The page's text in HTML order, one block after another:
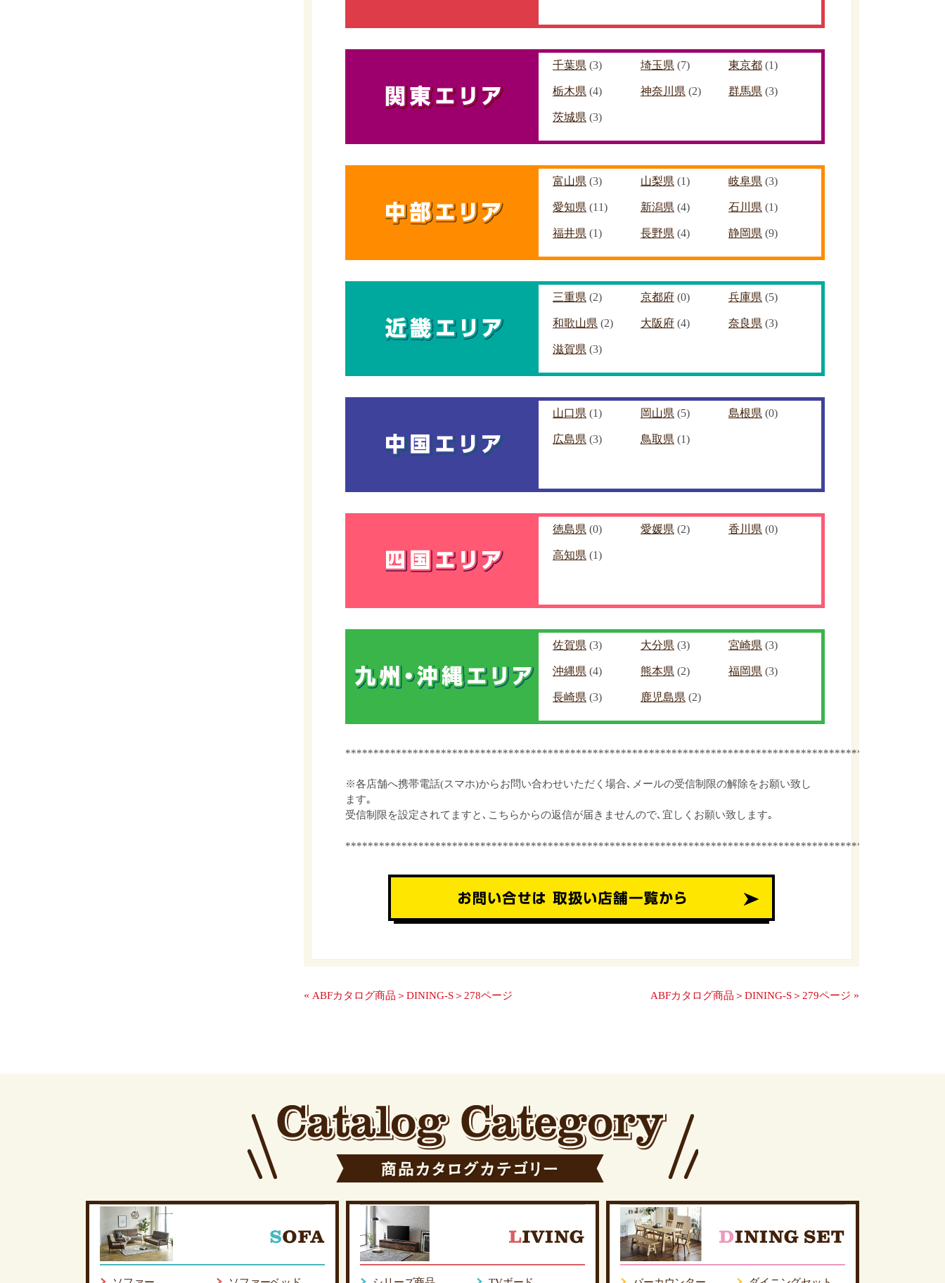
千葉県 (3) 埼玉県 (7) 東京都 (1)
栃木県 (4) 神奈川県 (2) 群馬県 (3)
茨城県 (3)
富山県 (3) 山梨県 (1) 岐阜県 (3)
愛知県 (11) 新潟県 (4) 石川県 (1)
福井県 (1) 長野県 (4) 静岡県 (9)
三重県 (2) 京都府 (0) 兵庫県 (5)
和歌山県 (2) 大阪府 (4) 奈良県 (3)
滋賀県 (3)
山口県 (1) 岡山県 (5) 島根県 (0)
広島県 (3) 鳥取県 (1)
徳島県 (0) 愛媛県 (2) 香川県 (0)
高知県 (1)
佐賀県 (3) 大分県 (3) 宮崎県 (3)
沖縄県 (4) 熊本県 (2) 福岡県 (3)
長崎県 (3) 鹿児島県 (2)
**************************************************************************************************
※各店舗へ携帯電話(スマホ)からお問い合わせいただく場合､メールの受信制限の解除をお願い致し
ます｡
受信制限を設定されてますと､こちらからの返信が届きませんので､宜しくお願い致します｡
**************************************************************************************************
« ABFカタログ商品＞DINING-S＞278ページ ABFカタログ商品＞DINING-S＞279ページ »